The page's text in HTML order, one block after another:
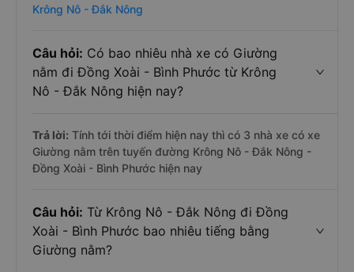
Krông Nô - Đắk Nông
Câu hỏi: Có bao nhiêu nhà xe có Giường
nằm đi Đồng Xoài - Bình Phước từ Krông
Nô - Đắk Nông hiện nay?
Trả lời: Tính tới thời điểm hiện nay thì có 3 nhà xe có xe
Giường nằm trên tuyến đường Krông Nô - Đắk Nông -
Đồng Xoài - Bình Phước hiện nay
Câu hỏi: Từ Krông Nô - Đắk Nông đi Đồng
Xoài - Bình Phước bao nhiêu tiếng bằng
Giường nằm?